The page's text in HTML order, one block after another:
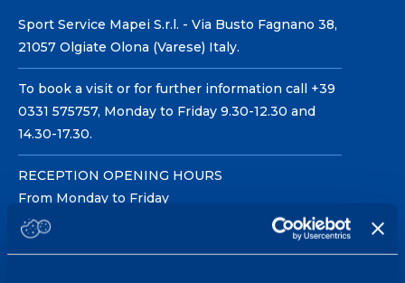
Sport Service Mapei S.r.l. - Via Busto Fagnano 38,
21057 Olgiate Olona (Varese) Italy.
To book a visit or for further information call +39
0331 575757, Monday to Friday 9.30-12.30 and
14.30-17.30.
RECEPTION OPENING HOURS
From Monday to Friday
08.30 - 18.30